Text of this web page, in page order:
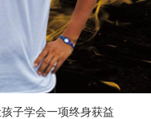
子学会一项终身获益